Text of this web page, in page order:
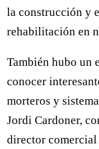
la construcción y
rehabilitación en
También hubo un
conocer
morteros y
Jordi Cardoner,
director comercial